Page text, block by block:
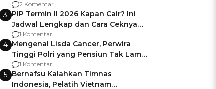
Pemalang
2 Komentar
3 PIP Termin II 2026 Kapan Cair? Ini
Jadwal Lengkap dan Cara Ceknya
agar Dana Tidak Hangus!
1 Komentar
4 Mengenal Lisda Cancer, Perwira
Tinggi Polri yang Pensiun Tak Lama
Usai Jadi Brigjen
1 Komentar
5 Bernafsu Kalahkan Timnas
Indonesia, Pelatih Vietnam